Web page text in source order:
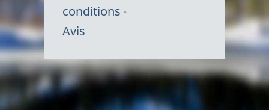
conditions
Avis
Symbole
du
Canada